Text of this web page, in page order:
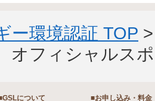
ー環境認証 TOP
フィシャルス
について ■お申し込み・料金